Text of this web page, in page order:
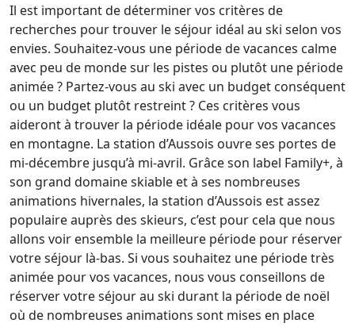
Il est important de déterminer vos critères de
recherches pour trouver le séjour idéal au ski selon vos
envies. Souhaitez-vous une période de vacances calme
avec peu de monde sur les pistes ou plutôt une période
animée ? Partez-vous au ski avec un budget conséquent
ou un budget plutôt restreint ? Ces critères vous
aideront à trouver la période idéale pour vos vacances
en montagne. La station d’Aussois ouvre ses portes de
mi-décembre jusqu’à mi-avril. Grâce son label Family+, à
son grand domaine skiable et à ses nombreuses
animations hivernales, la station d’Aussois est assez
populaire auprès des skieurs, c’est pour cela que nous
allons voir ensemble la meilleure période pour réserver
votre séjour là-bas. Si vous souhaitez une période très
animée pour vos vacances, nous vous conseillons de
réserver votre séjour au ski durant la période de noël
où de nombreuses animations sont mises en place